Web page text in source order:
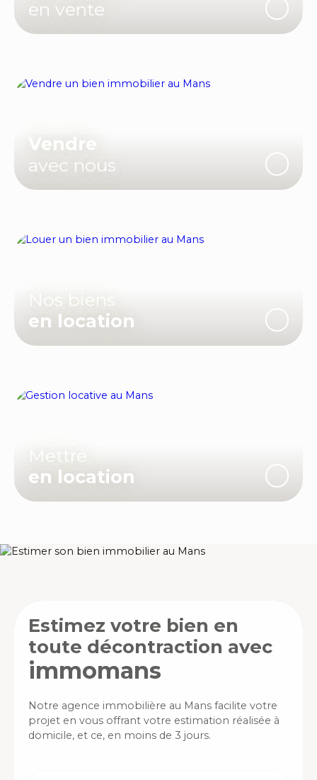
en vente
Vendre
avec nous
Nos biens
en location
Mettre
en location
Estimez votre bien en
toute décontraction avec
immomans
Notre agence immobilière au Mans facilite votre
projet en vous offrant votre estimation réalisée à
domicile, et ce, en moins de 3 jours.